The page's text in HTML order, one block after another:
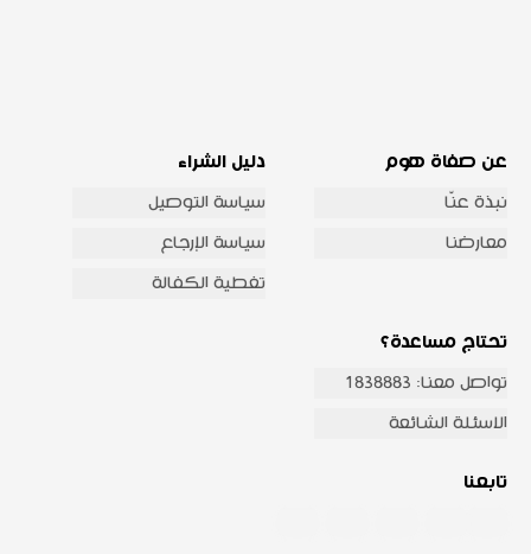
عن صفاة هوم
نبذة عنّا
معارضنا
دليل الشراء
سياسة التوصيل
سياسة الإرجاع
تغطية الكفالة
تحتاج مساعدة؟
تواصل معنا: 1838883
الاسئلة الشائعة
تابعنا